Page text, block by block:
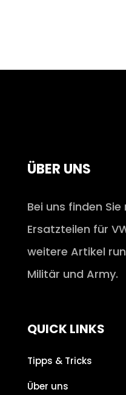
ÜBER UNS
Bei uns finden Sie
Ersatzteilen für
weitere Artikel
Militär und Army.
QUICK LINKS
Tipps & Tricks
Über uns